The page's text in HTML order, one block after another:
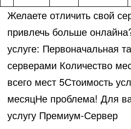
Желаете отличить свой
привлечь больше
услуге: Первоначальная
серверами Количество
всего мест 5Стоимость
месяцНе проблема! Для
услугу Премиум-Сервер